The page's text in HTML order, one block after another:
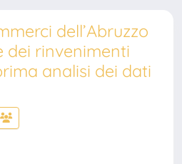
dell’Abruzzo
dei rinvenimenti
analisi dei dati